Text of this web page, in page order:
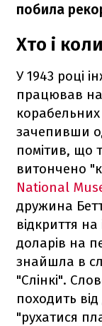
побила
Хто і
У 1943 році
працював
зачепивши
помітив, що
витончено
National
дружина
відкриття
доларів на
знайшла в
"Слінкі".
походить
"рухатися